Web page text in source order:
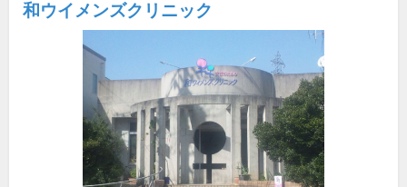
和ウイメンズクリニック